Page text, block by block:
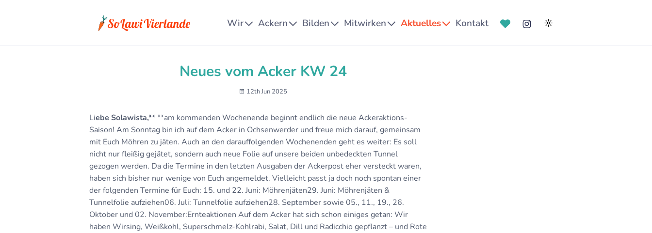
Wir Ackern Bilden Mitwirken Aktuelles Kontakt ☼
Neues vom Acker KW 24
12th Jun 2025
Liebe Solawista,****am kommenden Wochenende beginnt endlich die neue Ackeraktions-
Saison! Am Sonntag bin ich auf dem Acker in Ochsenwerder und freue mich darauf, gemeinsam
mit Euch Möhren zu jäten. Auch an den darauffolgenden Wochenenden geht es weiter: Es soll
nicht nur fleißig gejätet, sondern auch neue Folie auf unsere beiden unbedeckten Tunnel
gezogen werden. Da die Termine in den letzten Ausgaben der Ackerpost eher versteckt waren,
haben sich bisher nur wenige von Euch angemeldet. Vielleicht passt ja doch noch spontan einer
der folgenden Termine für Euch: 15. und 22. Juni: Möhrenjäten29. Juni: Möhrenjäten &
Tunnelfolie aufziehen06. Juli: Tunnelfolie aufziehen28. September sowie 05., 11., 19., 26.
Oktober und 02. November:Ernteaktionen Auf dem Acker hat sich schon einiges getan: Wir
haben Wirsing, Weißkohl, Superschmelz-Kohlrabi, Salat, Dill und Radicchio gepflanzt – und Rote